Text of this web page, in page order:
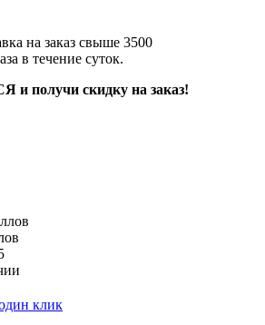
на заказ свыше 3500
в течение суток.
получи скидку на заказ!
клик